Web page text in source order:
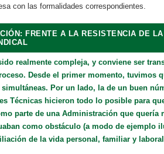
con las formalidades correspondientes.
FRENTE A LA RESISTENCIA DE
realmente compleja, y conviene ser
Desde el primer momento, tuvimos
Por un lado, la de un buen
Técnicas hicieron todo lo posible para
parte de una Administración que quería
como obstáculo (a modo de ejemplo
de la vida personal, familiar y